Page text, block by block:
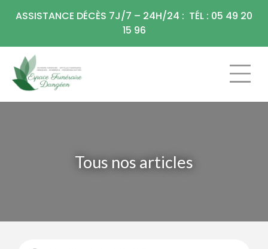
ASSISTANCE DÉCÈS 7J/7 – 24H/24 : TÉL : 05 49 20
15 96
Tous nos articles
Panneau de gestion des cookies